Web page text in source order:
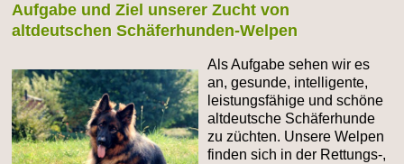
Aufgabe und Ziel unserer Zucht von
altdeutschen Schäferhunden-Welpen
Als Aufgabe sehen wir es
an, gesunde, intelligente,
leistungsfähige und schöne
altdeutsche Schäferhunde
zu züchten. Unsere Welpen
finden sich in der Rettungs-,